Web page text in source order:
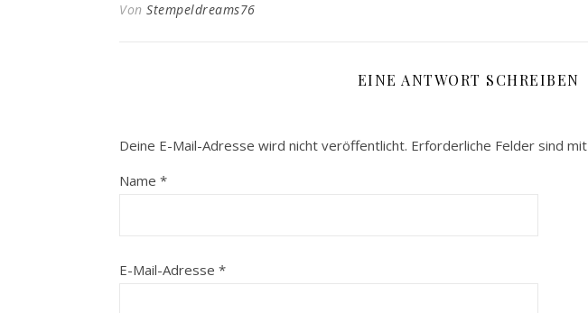
Von Stempeldreams76
EINE ANTWORT SCHREIBEN
Deine E-Mail-Adresse wird nicht veröffentlicht. Erforderliche Felder sind mit
Name *
E-Mail-Adresse *